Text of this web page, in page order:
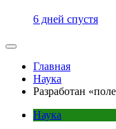
6 дней спустя
Главная
Наука
Разработан
Наука